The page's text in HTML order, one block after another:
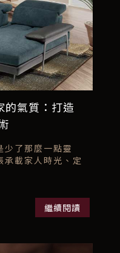
的氣質：打造
少了那麼一點靈
承載家人時光、定
繼續閱讀